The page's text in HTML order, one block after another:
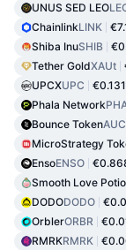
UNUS SED LEO
ChainlinkLINK
Shiba InuSHIB
Tether GoldXAUt
UPCXUPC
Phala Network
Bounce Token
MicroStrategy
EnsoENSO
Smooth Love
DODODODO
OrblerORBR
RMRKRMRK